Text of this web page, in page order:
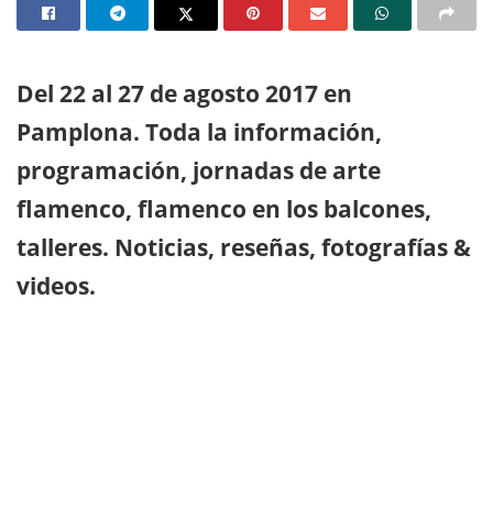
Del 22 al 27 de agosto 2017 en
Pamplona. Toda la información,
programación, jornadas de arte
flamenco, flamenco en los balcones,
talleres. Noticias, reseñas, fotografías &
videos.